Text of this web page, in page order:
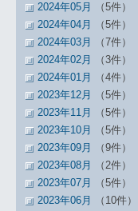
2024年05月
（5件）
2024年04月
（5件）
2024年03月
（7件）
2024年02月
（3件）
2024年01月
（4件）
2023年12月
（5件）
2023年11月
（5件）
2023年10月
（5件）
2023年09月
（9件）
2023年08月
（2件）
2023年07月
（5件）
2023年06月
（10件）